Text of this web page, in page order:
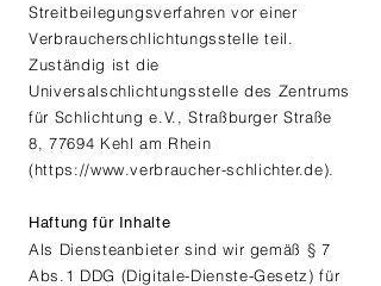
Streitbeilegungsverfahren vor einer
Verbraucherschlichtungsstelle teil.
Zuständig ist die
Universalschlichtungsstelle des Zentrums
für Schlichtung e.V., Straßburger Straße
8, 77694 Kehl am Rhein
(https://www.verbraucher-schlichter.de).​
Haftung für Inhalte
​​Als Diensteanbieter sind wir gemäß § 7
Abs.1 DDG (Digitale-Dienste-Gesetz) für